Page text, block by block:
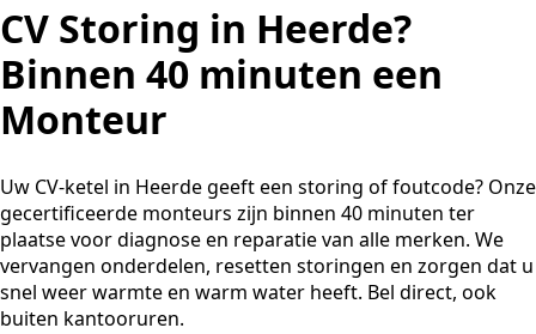
CV Storing in Heerde?
Binnen 40 minuten een
Monteur
Uw CV-ketel in Heerde geeft een storing of foutcode? Onze
gecertificeerde monteurs zijn binnen 40 minuten ter
plaatse voor diagnose en reparatie van alle merken. We
vervangen onderdelen, resetten storingen en zorgen dat u
snel weer warmte en warm water heeft. Bel direct, ook
buiten kantooruren.